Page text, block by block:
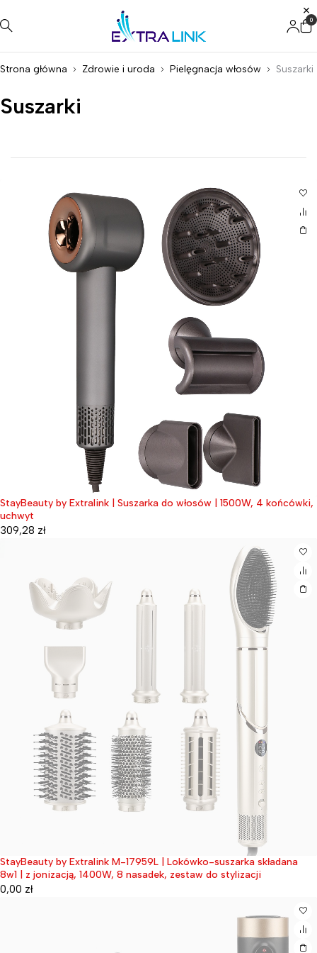
0
Strona główna Zdrowie i uroda Pielęgnacja włosów Suszarki
Suszarki
StayBeauty by Extralink | Suszarka do włosów | 1500W, 4 końcówki,
uchwyt
309,28 zł
Wyprzedane
StayBeauty by Extralink M-17959L | Lokówko-suszarka składana
8w1 | z jonizacją, 1400W, 8 nasadek, zestaw do stylizacji
0,00 zł